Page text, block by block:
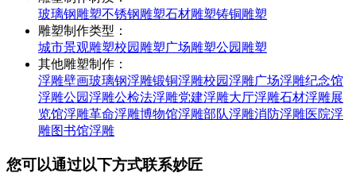
玻璃钢雕塑不锈钢雕塑石材雕塑铸铜雕塑
雕塑制作类型：
城市景观雕塑校园雕塑广场雕塑公园雕塑
其他雕塑制作：
浮雕壁画玻璃钢浮雕锻铜浮雕校园浮雕广场浮雕纪念馆
浮雕公园浮雕公检法浮雕党建浮雕大厅浮雕石材浮雕展
览馆浮雕革命浮雕博物馆浮雕部队浮雕消防浮雕医院浮
雕图书馆浮雕
您可以通过以下方式联系妙匠